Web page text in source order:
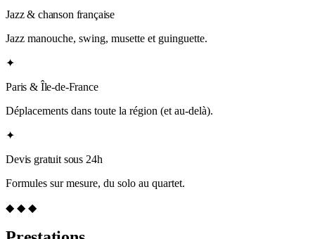
Jazz & chanson française
Jazz manouche, swing, musette et guinguette.
✦
Paris & Île-de-France
Déplacements dans toute la région (et au-delà).
✦
Devis gratuit sous 24h
Formules sur mesure, du solo au quartet.
◆ ◆ ◆